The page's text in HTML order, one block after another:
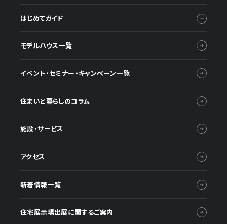
はじめてガイド
モデルハウス一覧
イベント・セミナー・キャンペーン一覧
住まいと暮らしのコラム
施設・サービス
アクセス
新着情報一覧
住宅展示場出展に関するご案内